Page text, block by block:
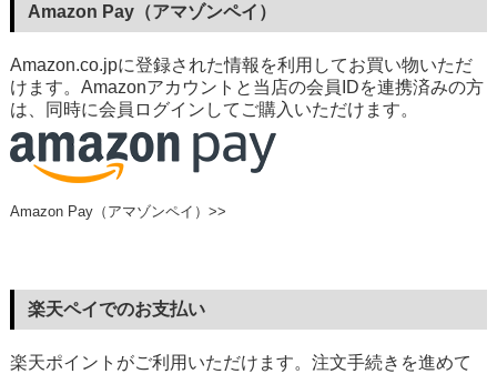
Amazon Pay（アマゾンペイ）
Amazon.co.jpに登録された情報を利用してお買い物いただ
けます。Amazonアカウントと当店の会員IDを連携済みの方
は、同時に会員ログインしてご購入いただけます。
Amazon Pay（アマゾンペイ）>>
楽天ペイでのお支払い
楽天ポイントがご利用いただけます。注文手続きを進めて